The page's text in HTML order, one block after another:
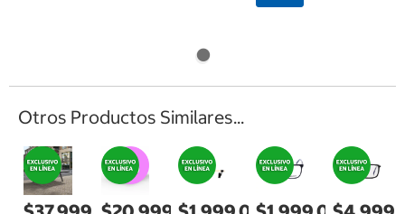
Otros Productos Similares...